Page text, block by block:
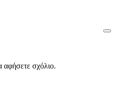
αφήσετε σχόλιο.